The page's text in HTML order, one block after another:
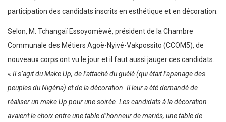
participation des candidats inscrits en esthétique et en décoration.
Selon, M. Tchangaï Essoyomèwè, président de la Chambre
Communale des Métiers Agoè-Nyivé-Vakpossito (CCOM5), de
nouveaux corps ont vu le jour et il faut aussi jauger ces candidats.
« Il s’agit du Make Up, de l’attaché du guélé (qui était l’apanage des
peuples du Nigéria) et de la décoration. Il leur a été demandé de
réaliser un make Up pour une soirée. Les candidats à la décoration
avaient le choix entre une table d’honneur de mariés, une table de